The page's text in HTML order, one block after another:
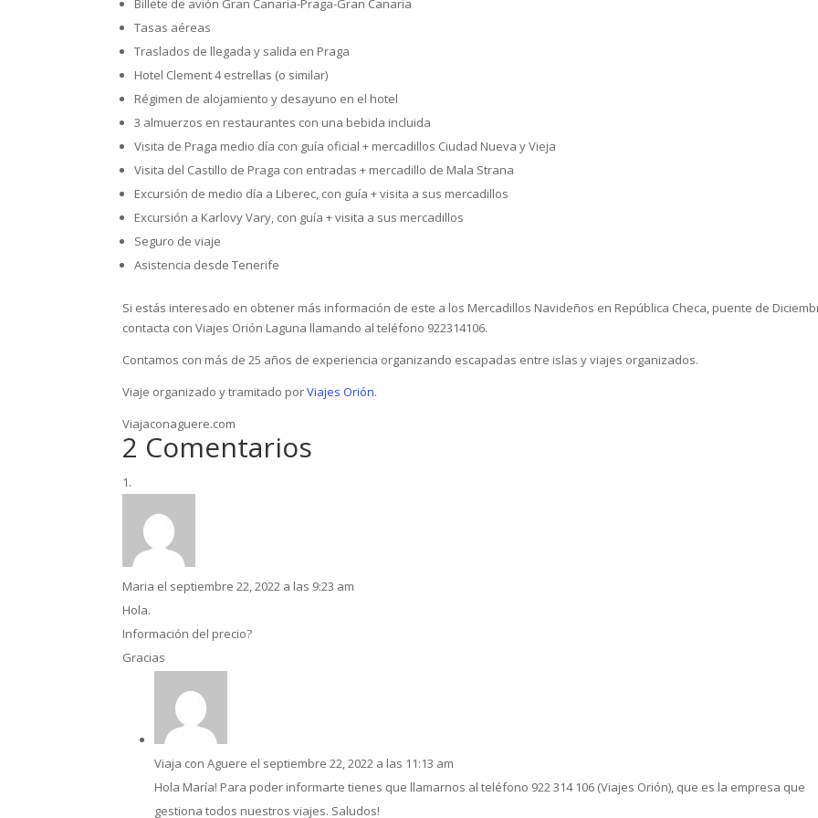
Billete de avión Gran Canaria-Praga-Gran Canaria
Tasas aéreas
Traslados de llegada y salida en Praga
Hotel Clement 4 estrellas (o similar)
Régimen de alojamiento y desayuno en el hotel
3 almuerzos en restaurantes con una bebida incluida
Visita de Praga medio día con guía oficial + mercadillos Ciudad Nueva y Vieja
Visita del Castillo de Praga con entradas + mercadillo de Mala Strana
Excursión de medio día a Liberec, con guía + visita a sus mercadillos
Excursión a Karlovy Vary, con guía + visita a sus mercadillos
Seguro de viaje
Asistencia desde Tenerife
Si estás interesado en obtener más información de este a los Mercadillos Navideños en República Checa, puente de
contacta con Viajes Orión Laguna llamando al teléfono 922314106.
Contamos con más de 25 años de experiencia organizando escapadas entre islas y viajes organizados.
Viaje organizado y tramitado porViajes Orión.
Viajaconaguere.com
2 Comentarios
Maria el septiembre 22, 2022 a las 9:23 am
Hola.
Información del precio?
Gracias
Viaja con Aguere el septiembre 22, 2022 a las 11:13 am
Hola María! Para poder informarte tienes que llamarnos al teléfono 922 314 106 (Viajes Orión), que es la empresa que
gestiona todos nuestros viajes. Saludos!